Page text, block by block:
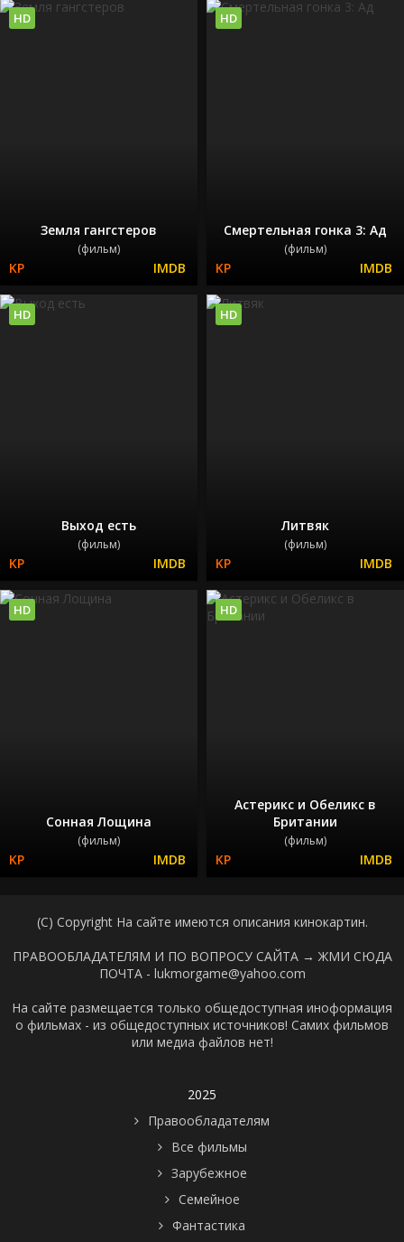
Земля гангстеров
(фильм)
HD
Смертельная гонка 3: Ад
(фильм)
HD
Выход есть
(фильм)
HD
Литвяк
(фильм)
HD
Сонная Лощина
(фильм)
HD
Астерикс и Обеликс в
Британии
(фильм)
HD
(C) Copyright На сайте имеются описания кинокартин.
ПРАВООБЛАДАТЕЛЯМ И ПО ВОПРОСУ САЙТА → ЖМИ СЮДА
ПОЧТА - lukmorgame@yahoo.com
На сайте размещается только общедоступная иноформация
о фильмах - из общедоступных источников! Самих фильмов
или медиа файлов нет!
2025
Правообладателям
Все фильмы
Зарубежное
Семейное
Фантастика